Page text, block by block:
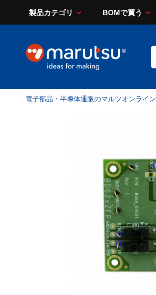
製品カテゴリ BOMで買う
電子部品・半導体通販のマルツオンライン